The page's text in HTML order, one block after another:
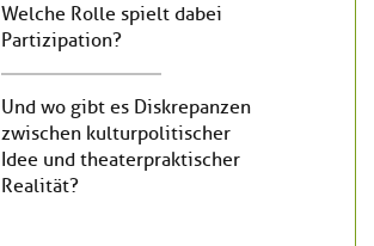
Welche Rolle spielt dabei
Partizipation?
Und wo gibt es Diskrepanzen
zwischen kulturpolitischer
Idee und theaterpraktischer
Realität?